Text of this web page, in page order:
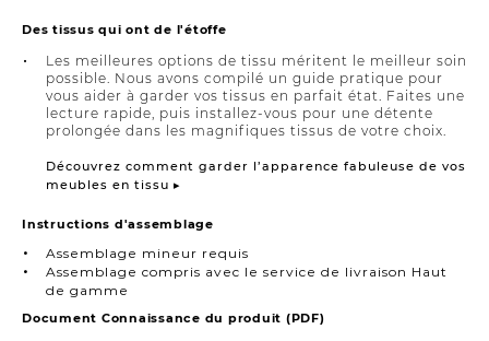
Des tissus qui ont de l'étoffe
Les meilleures options de tissu méritent le meilleur soin
possible. Nous avons compilé un guide pratique pour
vous aider à garder vos tissus en parfait état. Faites une
lecture rapide, puis installez-vous pour une détente
prolongée dans les magnifiques tissus de votre choix.
Découvrez comment garder l’apparence fabuleuse de vos
meubles en tissu ▸
Instructions d'assemblage
Assemblage mineur requis
Assemblage compris avec le service de livraison Haut
de gamme
Document Connaissance du produit (PDF)